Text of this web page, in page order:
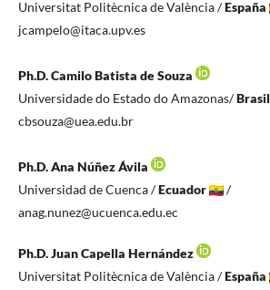
Universitat Politècnica de València /España
jcampelo@itaca.upv.es
Ph.D. Camilo Batista de Souza
Universidade do Estado do Amazonas/Brasil
cbsouza@uea.edu.br
Ph.D. Ana Núñez Ávila
Universidad de Cuenca /Ecuador
/
anag.nunez@ucuenca.edu.ec
Ph.D. Juan Capella Hernández
Universitat Politècnica de València /España